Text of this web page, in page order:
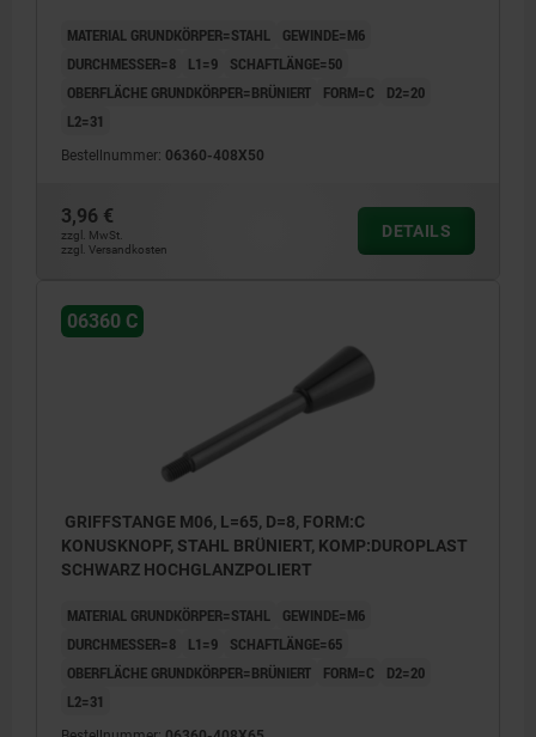
MATERIAL GRUNDKÖRPER=STAHL
GEWINDE=M6
DURCHMESSER=8
L1=9
SCHAFTLÄNGE=50
OBERFLÄCHE GRUNDKÖRPER=BRÜNIERT
FORM=C
D2=20
L2=31
Bestellnummer: 06360-408X50
3,96 €
zzgl. MwSt.
zzgl. Versandkosten
DETAILS
06360 C
GRIFFSTANGE M06, L=65, D=8, FORM:C
KONUSKNOPF, STAHL BRÜNIERT, KOMP:DUROPLAST
SCHWARZ HOCHGLANZPOLIERT
MATERIAL GRUNDKÖRPER=STAHL
GEWINDE=M6
DURCHMESSER=8
L1=9
SCHAFTLÄNGE=65
OBERFLÄCHE GRUNDKÖRPER=BRÜNIERT
FORM=C
D2=20
L2=31